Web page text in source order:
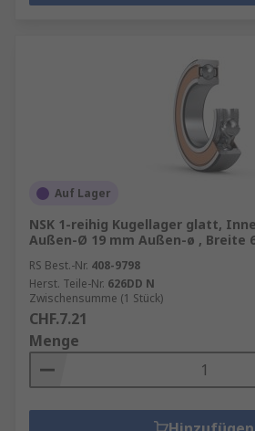
Auf Lager
NSK 1-reihig Kugellager glatt,
Außen-Ø 19 mm Außen-ø , Breite
RS Best.-Nr. 408-9798
Herst. Teile-Nr. 626DD N
Zwischensumme (1 Stück)
CHF.7.21
Menge